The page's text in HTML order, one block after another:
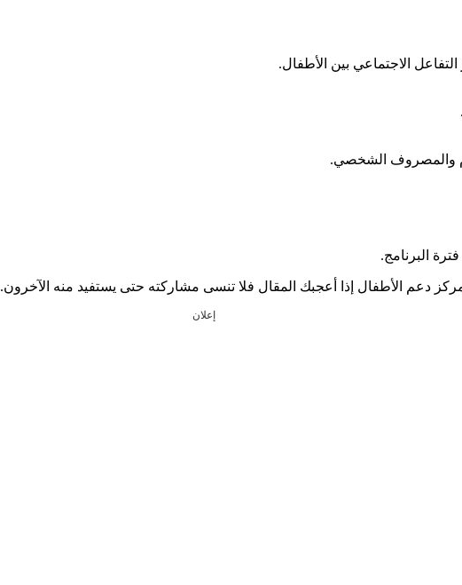
الاجتماعي بين الأطفال.
البرنامج.
دعم الأطفال إذا أعجبك المقال فلا تنسى مشاركته حتى يستفيد منه الآخرون.
إعلان